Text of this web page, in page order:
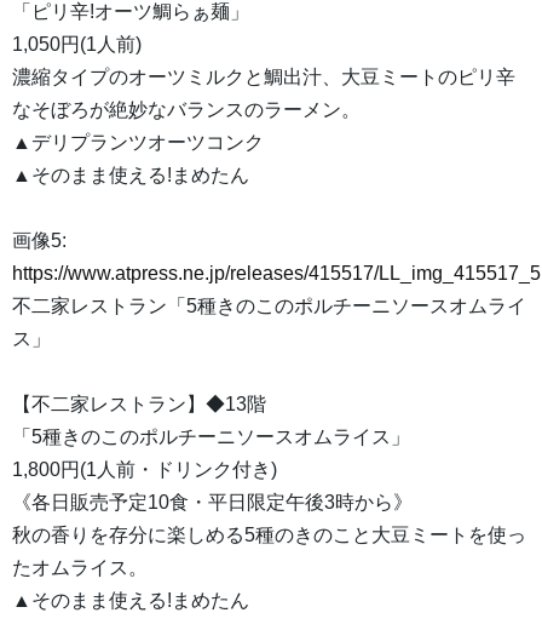
「ピリ辛!オーツ鯛らぁ麺」
1,050円(1人前)
濃縮タイプのオーツミルクと鯛出汁、大豆ミートのピリ辛
なそぼろが絶妙なバランスのラーメン。
▲デリプランツオーツコンク
▲そのまま使える!まめたん
画像5:
https://www.atpress.ne.jp/releases/415517/
不二家レストラン「5種きのこのポルチーニソースオムライ
ス」
【不二家レストラン】◆13階
「5種きのこのポルチーニソースオムライス」
1,800円(1人前・ドリンク付き)
《各日販売予定10食・平日限定午後3時から》
秋の香りを存分に楽しめる5種のきのこと大豆ミートを使っ
たオムライス。
▲そのまま使える!まめたん